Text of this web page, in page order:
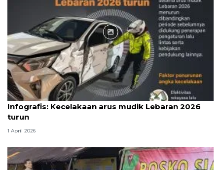
Infografik
Infografis: Kecelakaan arus mudik Lebaran 2026
turun
1 April 2026